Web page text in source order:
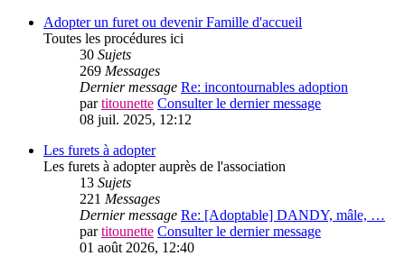
Adopter un furet ou devenir Famille d'accueil
Toutes les procédures ici
30 Sujets
269 Messages
Dernier message Re: incontournables adoption
partitounette Consulter le dernier message
08 juil. 2025, 12:12
Les furets à adopter
Les furets à adopter auprès de l'association
13 Sujets
221 Messages
Dernier message Re: [Adoptable] DANDY, mâle, …
partitounette Consulter le dernier message
01 août 2026, 12:40